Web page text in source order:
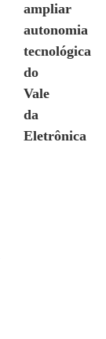
ampliar
autonomia
tecnológica
do
Vale
da
Eletrônica